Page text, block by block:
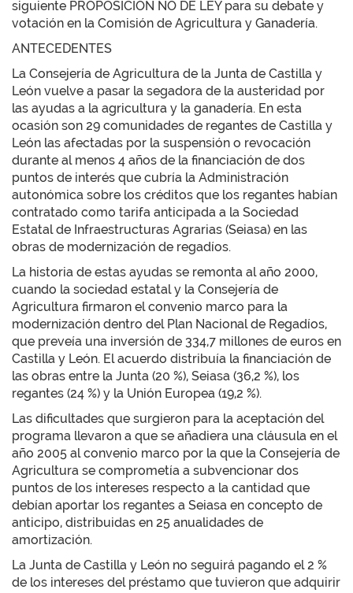
siguiente PROPOSICIÓN NO DE LEY para su debate y
votación en la Comisión de Agricultura y Ganadería.
ANTECEDENTES
La Consejería de Agricultura de la Junta de Castilla y
León vuelve a pasar la segadora de la austeridad por
las ayudas a la agricultura y la ganadería. En esta
ocasión son 29 comunidades de regantes de Castilla y
León las afectadas por la suspensión o revocación
durante al menos 4 años de la financiación de dos
puntos de interés que cubría la Administración
autonómica sobre los créditos que los regantes habían
contratado como tarifa anticipada a la Sociedad
Estatal de Infraestructuras Agrarias (Seiasa) en las
obras de modernización de regadíos.
La historia de estas ayudas se remonta al año 2000,
cuando la sociedad estatal y la Consejería de
Agricultura firmaron el convenio marco para la
modernización dentro del Plan Nacional de Regadíos,
que preveía una inversión de 334,7 millones de euros en
Castilla y León. El acuerdo distribuía la financiación de
las obras entre la Junta (20 %), Seiasa (36,2 %), los
regantes (24 %) y la Unión Europea (19,2 %).
Las dificultades que surgieron para la aceptación del
programa llevaron a que se añadiera una cláusula en el
año 2005 al convenio marco por la que la Consejería de
Agricultura se comprometía a subvencionar dos
puntos de los intereses respecto a la cantidad que
debían aportar los regantes a Seiasa en concepto de
anticipo, distribuidas en 25 anualidades de
amortización.
La Junta de Castilla y León no seguirá pagando el 2 %
de los intereses del préstamo que tuvieron que adquirir